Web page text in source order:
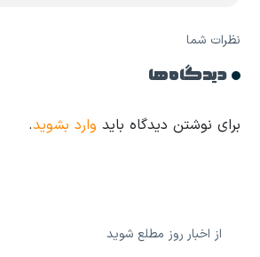
نظرات شما
دیدگاه ها
برای نوشتن دیدگاه باید وارد بشوید.
از اخبار روز مطلع شوید